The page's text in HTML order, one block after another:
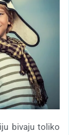
bivaju toliko